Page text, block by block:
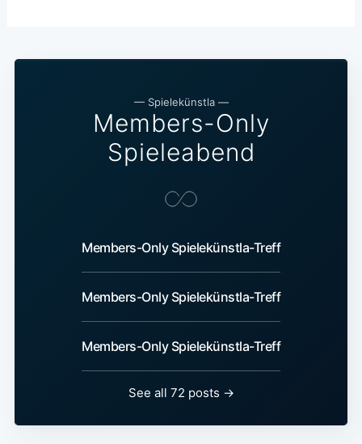
— Spielekünstla—
Members-Only
Spieleabend
Members-Only Spielekünstla-Treff
Members-Only Spielekünstla-Treff
Members-Only Spielekünstla-Treff
See all 72 posts →